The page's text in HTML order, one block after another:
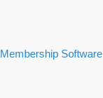
Membership Software